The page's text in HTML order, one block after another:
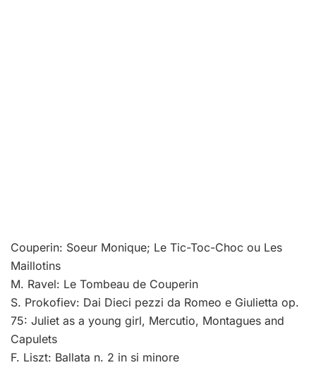
Couperin: Soeur Monique; Le Tic-Toc-Choc ou Les
Maillotins
M. Ravel: Le Tombeau de Couperin
S. Prokofiev: Dai Dieci pezzi da Romeo e Giulietta op.
75: Juliet as a young girl, Mercutio, Montagues and
Capulets
F. Liszt: Ballata n. 2 in si minore